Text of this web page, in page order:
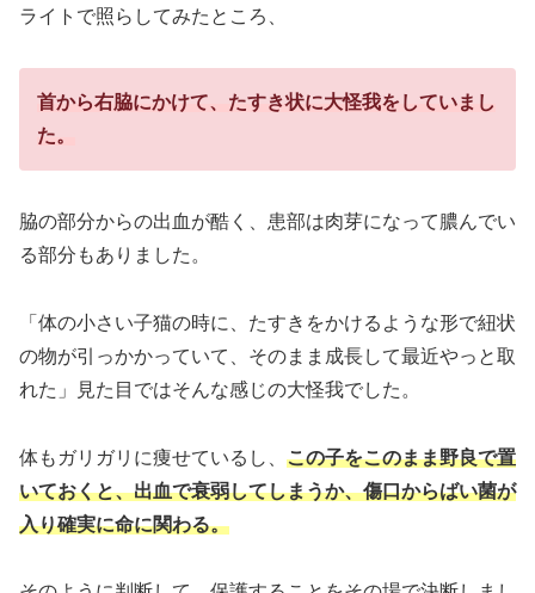
ライトで照らしてみたところ、
首から右脇にかけて、たすき状に大怪我をしていまし
た。
脇の部分からの出血が酷く、患部は肉芽になって膿んでい
る部分もありました。
「体の小さい子猫の時に、たすきをかけるような形で紐状
の物が引っかかっていて、そのまま成長して最近やっと取
れた」見た目ではそんな感じの大怪我でした。
体もガリガリに痩せているし、 この子をこのまま野良で置
いておくと、出血で衰弱してしまうか、傷口からばい菌が
入り確実に命に関わる。